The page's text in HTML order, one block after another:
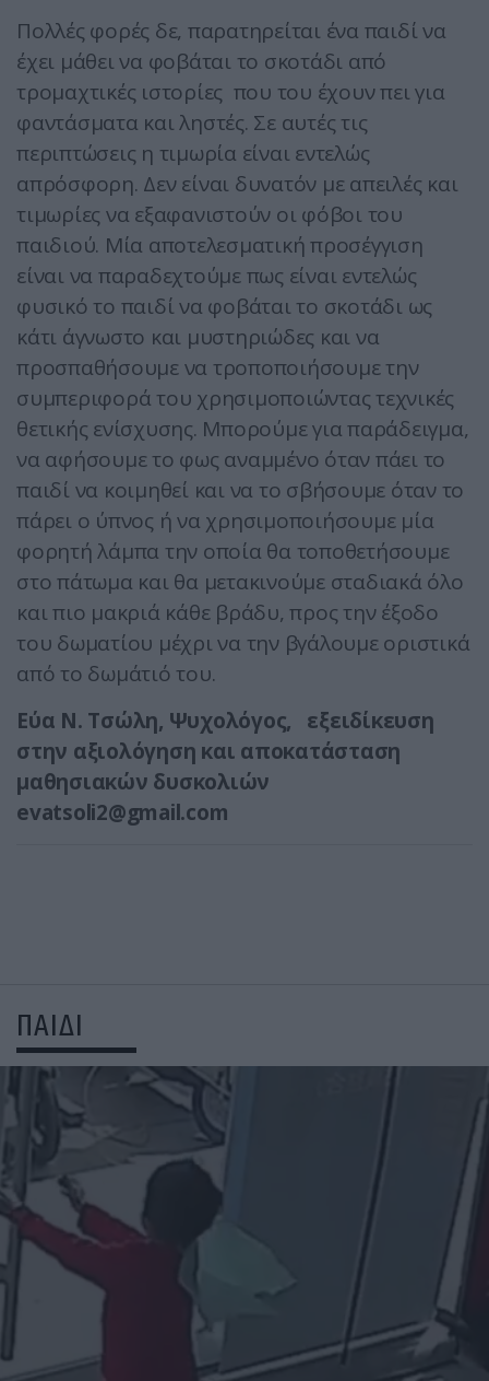
Πολλές φορές δε, παρατηρείται ένα παιδί να
έχει μάθει να φοβάται το σκοτάδι από
τρομαχτικές ιστορίες που του έχουν πει για
φαντάσματα και ληστές. Σε αυτές τις
περιπτώσεις η τιμωρία είναι εντελώς
απρόσφορη. Δεν είναι δυνατόν με απειλές και
τιμωρίες να εξαφανιστούν οι φόβοι του
παιδιού. Μία αποτελεσματική προσέγγιση
είναι να παραδεχτούμε πως είναι εντελώς
φυσικό το παιδί να φοβάται το σκοτάδι ως
κάτι άγνωστο και μυστηριώδες και να
προσπαθήσουμε να τροποποιήσουμε την
συμπεριφορά του χρησιμοποιώντας τεχνικές
θετικής ενίσχυσης. Μπορούμε για παράδειγμα,
να αφήσουμε το φως αναμμένο όταν πάει το
παιδί να κοιμηθεί και να το σβήσουμε όταν το
πάρει ο ύπνος ή να χρησιμοποιήσουμε μία
φορητή λάμπα την οποία θα τοποθετήσουμε
στο πάτωμα και θα μετακινούμε σταδιακά όλο
και πιο μακριά κάθε βράδυ, προς την έξοδο
του δωματίου μέχρι να την βγάλουμε οριστικά
από το δωμάτιό του.
Εύα Ν. Τσώλη, Ψυχολόγος, εξειδίκευση
στην αξιολόγηση και αποκατάσταση
μαθησιακών δυσκολιών
evatsoli2@gmail.com
ΠΑΙΔΙ